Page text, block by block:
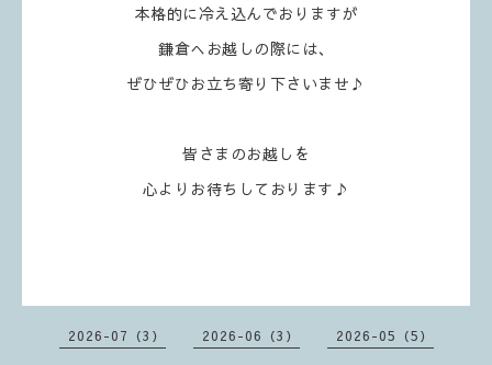
本格的に冷え込んでおりますが
鎌倉へお越しの際には、
ぜひぜひお立ち寄り下さいませ♪
皆さまのお越しを
心よりお待ちしております♪
2026-07（3） 2026-06（3） 2026-05（5）